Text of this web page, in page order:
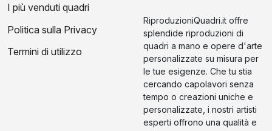
I più venduti quadri
Politica sulla Privacy
Termini di utilizzo
RiproduzioniQuadri.it offre
splendide riproduzioni di
quadri a mano e opere d'arte
personalizzate su misura per
le tue esigenze. Che tu stia
cercando capolavori senza
tempo o creazioni uniche e
personalizzate, i nostri artisti
esperti offrono una qualità e